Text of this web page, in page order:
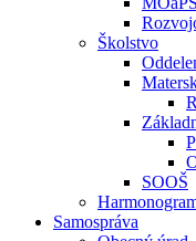
Školstvo
SOOŠ
Samospráva